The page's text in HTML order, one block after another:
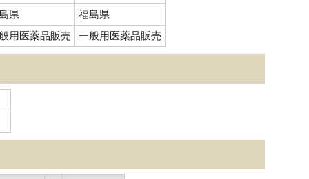
県
福島県
用医薬品販売
一般用医薬品販売